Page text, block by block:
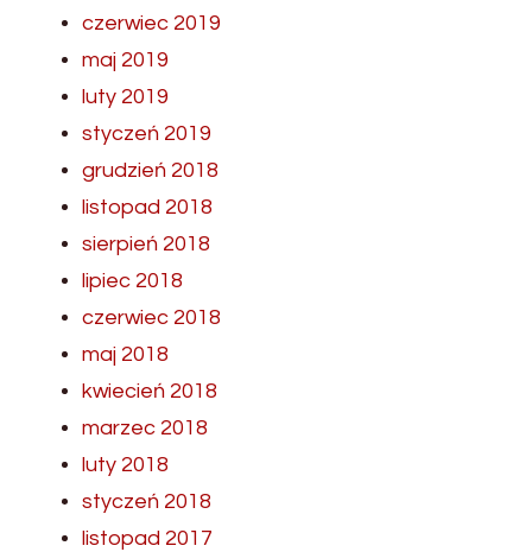
czerwiec 2019
maj 2019
luty 2019
styczeń 2019
grudzień 2018
listopad 2018
sierpień 2018
lipiec 2018
czerwiec 2018
maj 2018
kwiecień 2018
marzec 2018
luty 2018
styczeń 2018
listopad 2017